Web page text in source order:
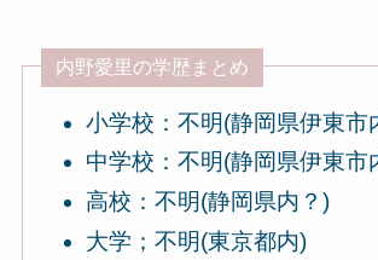
内野愛里の学歴まとめ
小学校：不明(静岡県伊東市
中学校：不明(静岡県伊東市
高校：不明(静岡県内？)
大学；不明(東京都内)